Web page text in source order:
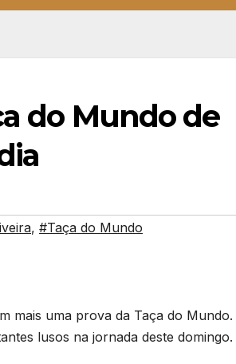
do Mundo de
, #Taça do Mundo
mais uma prova da Taça do Mundo.
lusos na jornada deste domingo.